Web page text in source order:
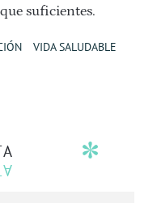
suficientes.
VIDA SALUDABLE